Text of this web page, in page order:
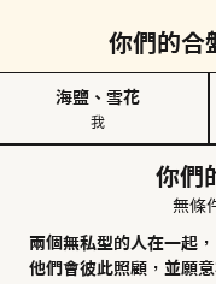
你們的合
海鹽、雪花
我
你們
無條
兩個無私型的人在一起
他們會彼此照顧，並願